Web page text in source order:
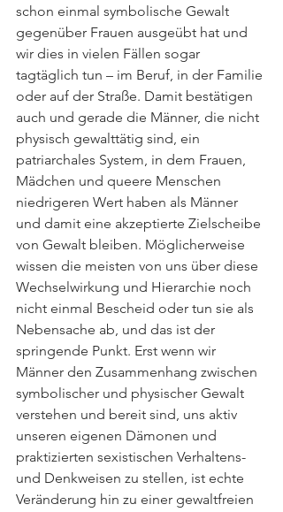
schon einmal symbolische Gewalt
gegenüber Frauen ausgeübt hat und
wir dies in vielen Fällen sogar
tagtäglich tun – im Beruf, in der Familie
oder auf der Straße. Damit bestätigen
auch und gerade die Männer, die nicht
physisch gewalttätig sind, ein
patriarchales System, in dem Frauen,
Mädchen und queere Menschen
niedrigeren Wert haben als Männer
und damit eine akzeptierte Zielscheibe
von Gewalt bleiben. Möglicherweise
wissen die meisten von uns über diese
Wechselwirkung und Hierarchie noch
nicht einmal Bescheid oder tun sie als
Nebensache ab, und das ist der
springende Punkt. Erst wenn wir
Männer den Zusammenhang zwischen
symbolischer und physischer Gewalt
verstehen und bereit sind, uns aktiv
unseren eigenen Dämonen und
praktizierten sexistischen Verhaltens-
und Denkweisen zu stellen, ist echte
Veränderung hin zu einer gewaltfreien